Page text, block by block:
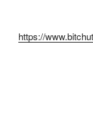
https://